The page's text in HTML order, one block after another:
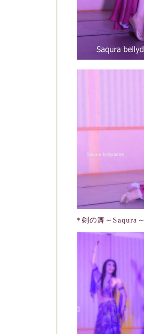
*剣の舞～Saqura～